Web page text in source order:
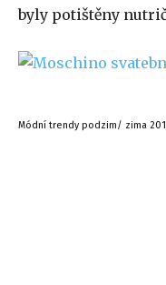
byly potištěny
Módní trendy podzim/ zima